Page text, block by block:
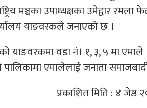
मञ्चका उपाध्यक्षका उमेद्वार
याङवरकले जनाएको छ ।
याङवरकमा वडा नं। १, ३, ५ मा एमाले
एमालेलाई जनाता
प्रकाशित मिति : ४